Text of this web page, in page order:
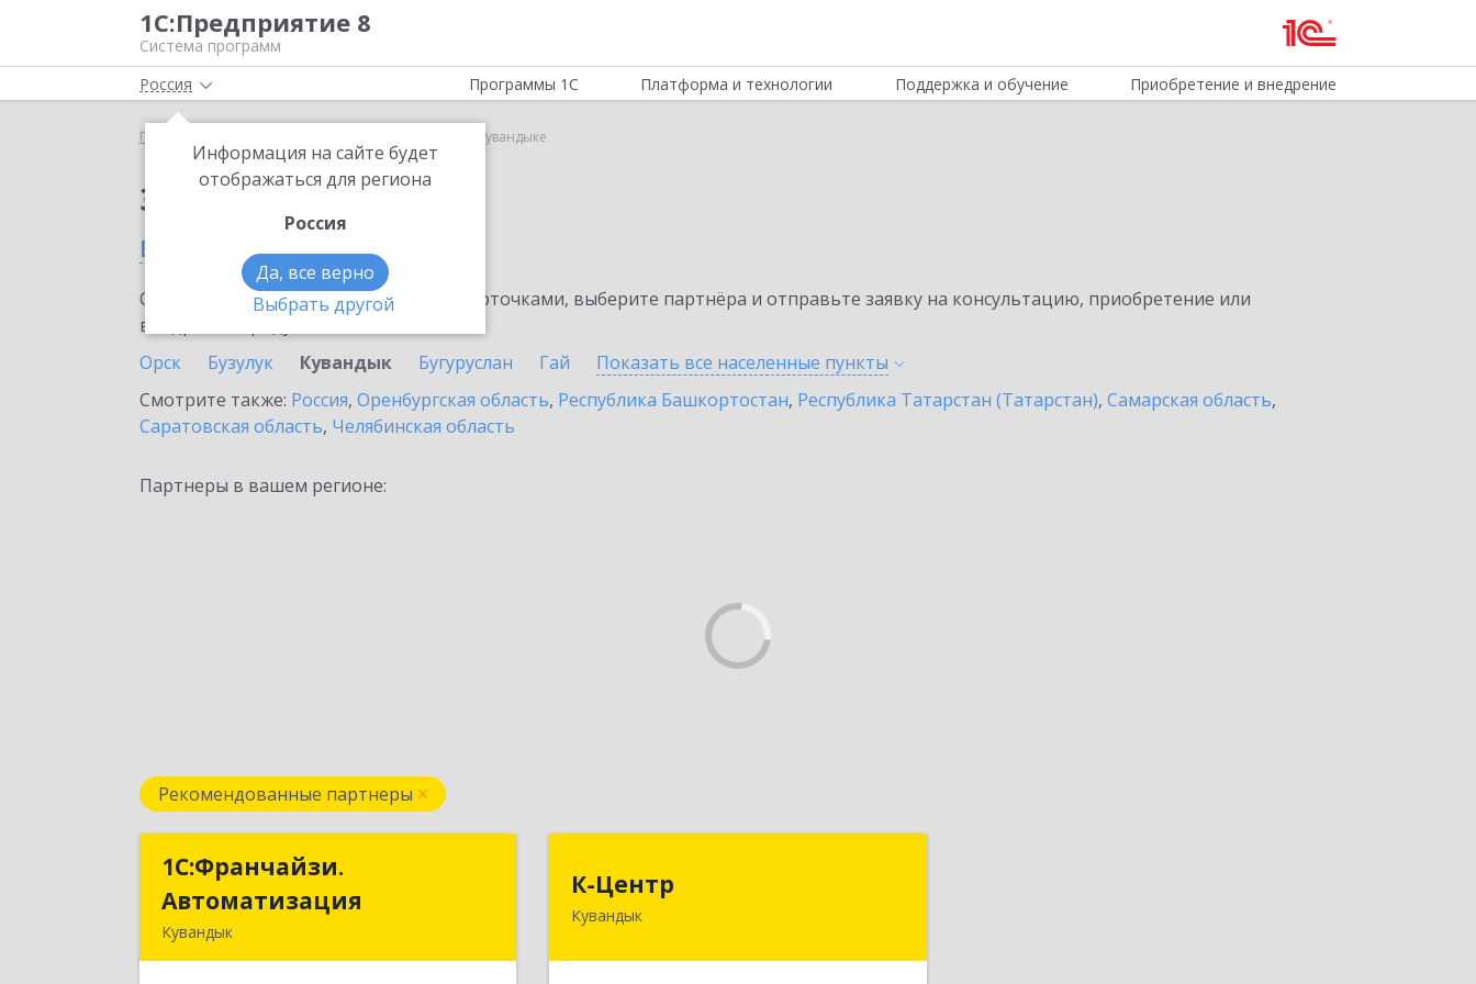
1С:Предприятие 8
Система программ
Россия
Информация на сайте будет
отображаться для региона
Россия
Да, все верно
Выбрать другой
Программы 1С Платформа и технологии Поддержка и обучение Приобретение и внедрение
Главная 1С:МДЛП в Кувандыке
Заказать 1С:МДЛП
в Кувандыке
Ознакомьтесь с информационными карточками, выберите партнёра и отправьте заявку на консультацию, приобретение или
внедрение продукта.
Орск
Бузулук Кувандык Бугуруслан Гай Показать все населенные пункты
Смотрите также: Россия, Оренбургская область, Республика Башкортостан, Республика Татарстан (Татарстан), Самарская область,
Саратовская область, Челябинская область
Партнеры в вашем регионе:
Рекомендованные партнеры
1С:Франчайзи.
Автоматизация
Кувандык
1С:Франчайзи.
Автоматизация
К-Центр
Кувандык